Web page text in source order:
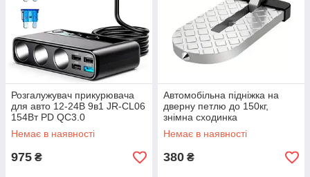
Розгалужувач прикурювача
для авто 12-24В 9в1 JR-CL06
154Вт PD QC3.0
Немає в наявності
975 ₴
Автомобільна підніжка на
дверну петлю до 150кг,
знімна сходинка
Немає в наявності
380 ₴